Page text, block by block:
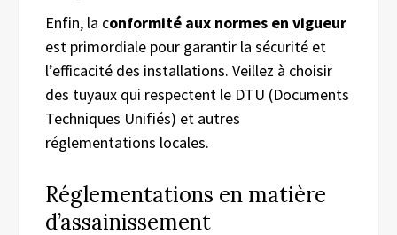
Enfin, la conformité aux normes en vigueur
est primordiale pour garantir la sécurité et
l’efficacité des installations. Veillez à choisir
des tuyaux qui respectent le DTU (Documents
Techniques Unifiés) et autres
réglementations locales.
Réglementations en matière
d’assainissement